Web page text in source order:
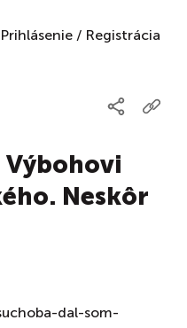
Prihlásenie / Registrácia
Výbohovi
Neskôr
dal-som-